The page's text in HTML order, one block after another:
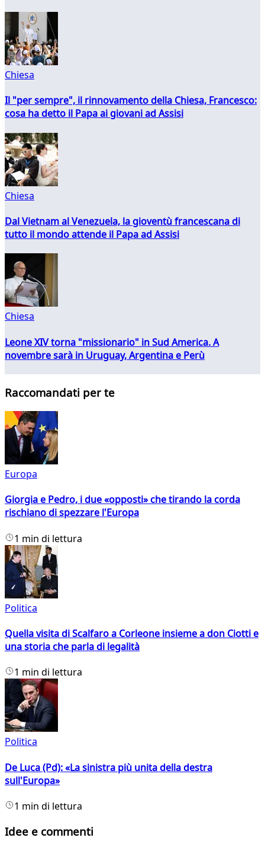
Chiesa
Il "per sempre", il rinnovamento della Chiesa, Francesco:
cosa ha detto il Papa ai giovani ad Assisi
Chiesa
Dal Vietnam al Venezuela, la gioventù francescana di
tutto il mondo attende il Papa ad Assisi
Chiesa
Leone XIV torna "missionario" in Sud America. A
novembre sarà in Uruguay, Argentina e Perù
Raccomandati per te
Europa
Giorgia e Pedro, i due «opposti» che tirando la corda
rischiano di spezzare l'Europa
1 min di lettura
Politica
Quella visita di Scalfaro a Corleone insieme a don Ciotti e
una storia che parla di legalità
1 min di lettura
Politica
De Luca (Pd): «La sinistra più unita della destra
sull'Europa»
1 min di lettura
Idee e commenti